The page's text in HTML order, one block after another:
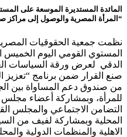
المستديرة الموسعة على
المصرية والوصول إلى مراكز صنع
جمعية الحقوقيات
لعرض ورقة السياسات
القرار ضمن برنامج “تعزيز
صندوق دعم المساواة بين
وبمشاركة أعضاء مجلس
الاجتماعي والمجلس
وبمشاركة لفيف من
والمنظمات الدولية